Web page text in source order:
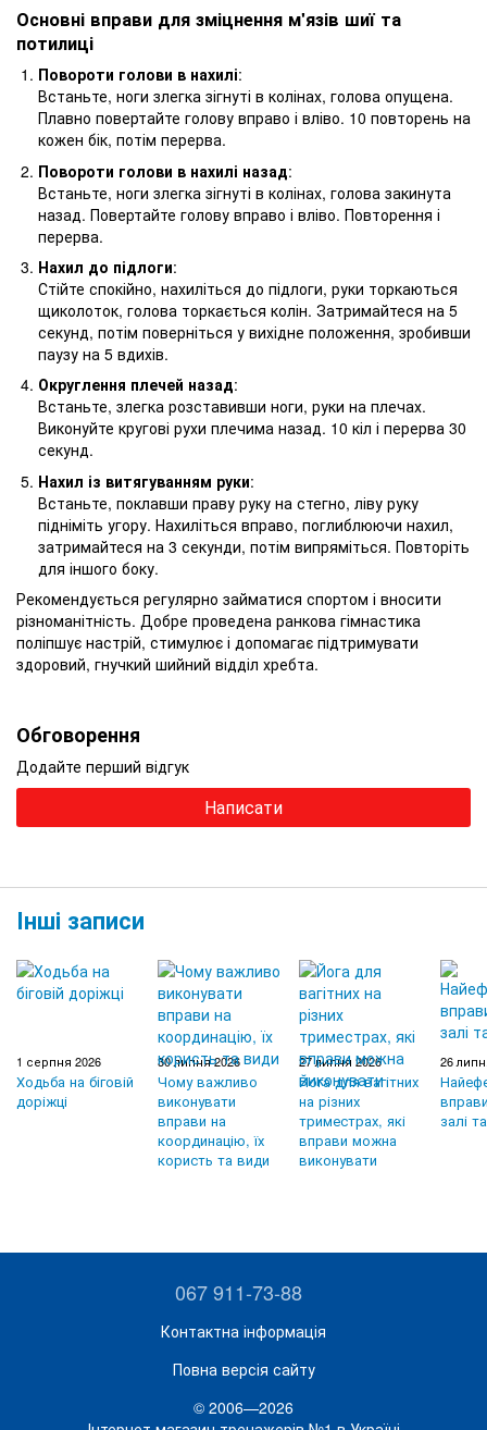
Основні вправи для зміцнення м'язів шиї та
потилиці
Повороти голови в нахилі:
Встаньте, ноги злегка зігнуті в колінах, голова опущена.
Плавно повертайте голову вправо і вліво. 10 повторень на
кожен бік, потім перерва.
Повороти голови в нахилі назад:
Встаньте, ноги злегка зігнуті в колінах, голова закинута
назад. Повертайте голову вправо і вліво. Повторення і
перерва.
Нахил до підлоги:
Стійте спокійно, нахиліться до підлоги, руки торкаються
щиколоток, голова торкається колін. Затримайтеся на 5
секунд, потім поверніться у вихідне положення, зробивши
паузу на 5 вдихів.
Округлення плечей назад:
Встаньте, злегка розставивши ноги, руки на плечах.
Виконуйте кругові рухи плечима назад. 10 кіл і перерва 30
секунд.
Нахил із витягуванням руки:
Встаньте, поклавши праву руку на стегно, ліву руку
підніміть угору. Нахиліться вправо, поглиблюючи нахил,
затримайтеся на 3 секунди, потім випряміться. Повторіть
для іншого боку.
Рекомендується регулярно займатися спортом і вносити
різноманітність. Добре проведена ранкова гімнастика
поліпшує настрій, стимулює і допомагає підтримувати
здоровий, гнучкий шийний відділ хребта.
Обговорення
Додайте перший відгук
Написати
Інші записи
1 серпня 2026
Ходьба на біговій
доріжці
30 липня 2026
Чому важливо
виконувати
вправи на
координацію, їх
користь та види
27 липня 2026
Йога для вагітних
на різних
триместрах, які
вправи можна
виконувати
26
залі
067 911-73-88
Контактна інформація
Повна версія сайту
© 2006—2026